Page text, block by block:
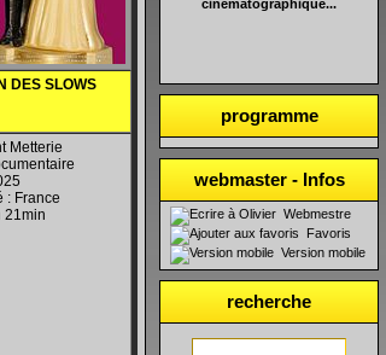
DES SLOWS
Metterie
: France
21min
cinématographique...
programme
webmaster - Infos
Webmestre
Favoris
Version mobile
recherche